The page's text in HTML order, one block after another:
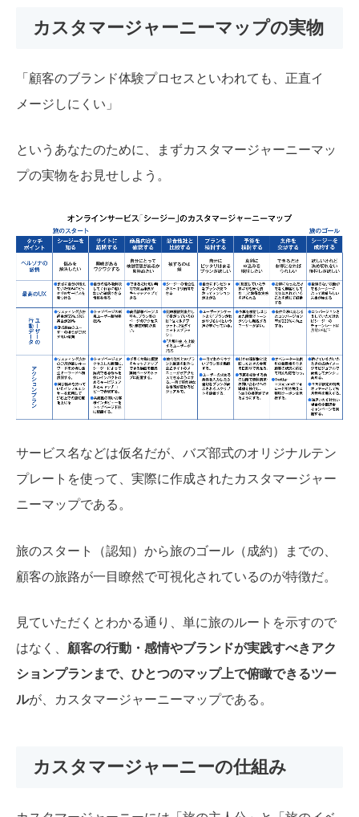
カスタマージャーニーマップの実物
「顧客のブランド体験プロセスといわれても、正直イ
メージしにくい」
というあなたのために、まずカスタマージャーニーマッ
プの実物をお見せしよう。
サービス名などは仮名だが、バズ部式のオリジナルテン
プレートを使って、実際に作成されたカスタマージャー
ニーマップである。
旅のスタート（認知）から旅のゴール（成約）までの、
顧客の旅路が一目瞭然で可視化されているのが特徴だ。
見ていただくとわかる通り、単に旅のルートを示すので
はなく、 顧客の行動・感情やブランドが実践すべきアク
ションプランまで、ひとつのマップ上で俯瞰できるツー
ルが、カスタマージャーニーマップである。
カスタマージャーニーの仕組み